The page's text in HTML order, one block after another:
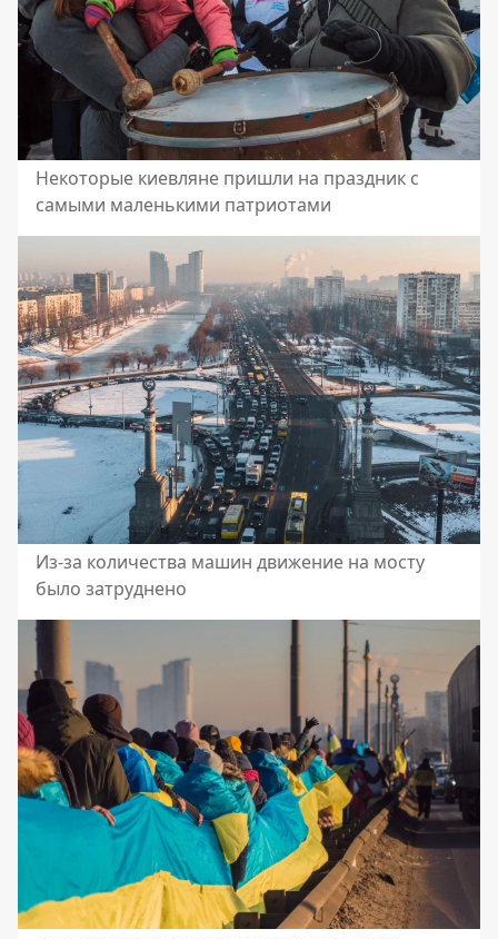
Некоторые киевляне пришли на праздник с
самыми маленькими патриотами
Из-за количества машин движение на мосту
было затруднено